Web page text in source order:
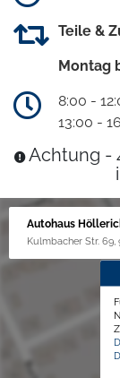
Teile &
Montag
8:00 -
13:00 -
Achtung -
Autohaus
Kulmbacher Str. 69,